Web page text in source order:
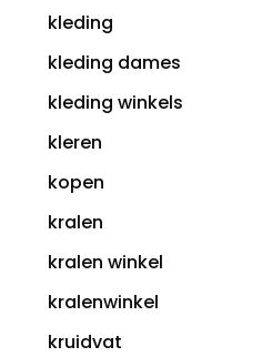
kleding
kleding dames
kleding winkels
kleren
kopen
kralen
kralen winkel
kralenwinkel
kruidvat